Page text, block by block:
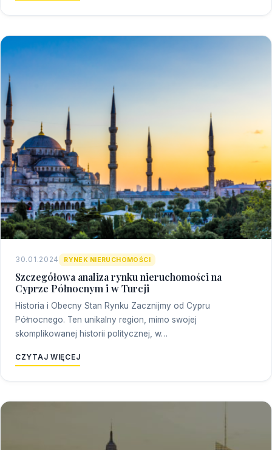
30.01.2024 RYNEK NIERUCHOMOŚCI
Szczegółowa analiza rynku nieruchomości na
Cyprze Północnym i w Turcji
Historia i Obecny Stan Rynku Zacznijmy od Cypru
Północnego. Ten unikalny region, mimo swojej
skomplikowanej historii politycznej, w…
CZYTAJ WIĘCEJ